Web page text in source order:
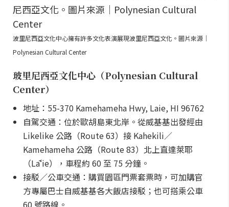
波里尼西亞文化中心擁有許多文化表演展現波里尼西亞文化。圖片來源｜
Polynesian Cultural Center
玻里尼西亞文化中心（Polynesian Cultural
Center）
地址：55-370 Kamehameha Hwy, Laie, HI 96762
自駕交通：位於歐胡島東北岸。從威基基出發經由
Likelike 公路（Route 63）接 Kahekili／
Kamehameha 公路（Route 83）北上直達萊耶
（Lāʻie），車程約 60 至 75 分鐘。
接駁／公車交通：購買園區門票套票時，可加購官
方專屬巴士自威基基各大飯店接駁；也可搭乘公車
60 號路線。